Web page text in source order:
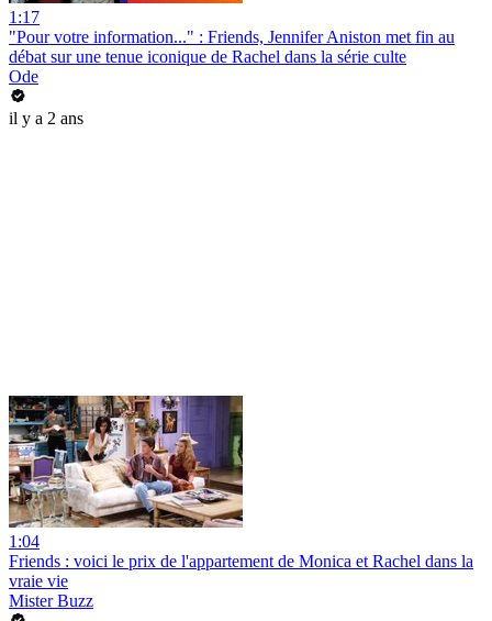
1:17
"Pour votre information..." : Friends, Jennifer Aniston met fin au
débat sur une tenue iconique de Rachel dans la série culte
Ode
il y a 2 ans
1:04
Friends : voici le prix de l'appartement de Monica et Rachel dans la
vraie vie
Mister Buzz